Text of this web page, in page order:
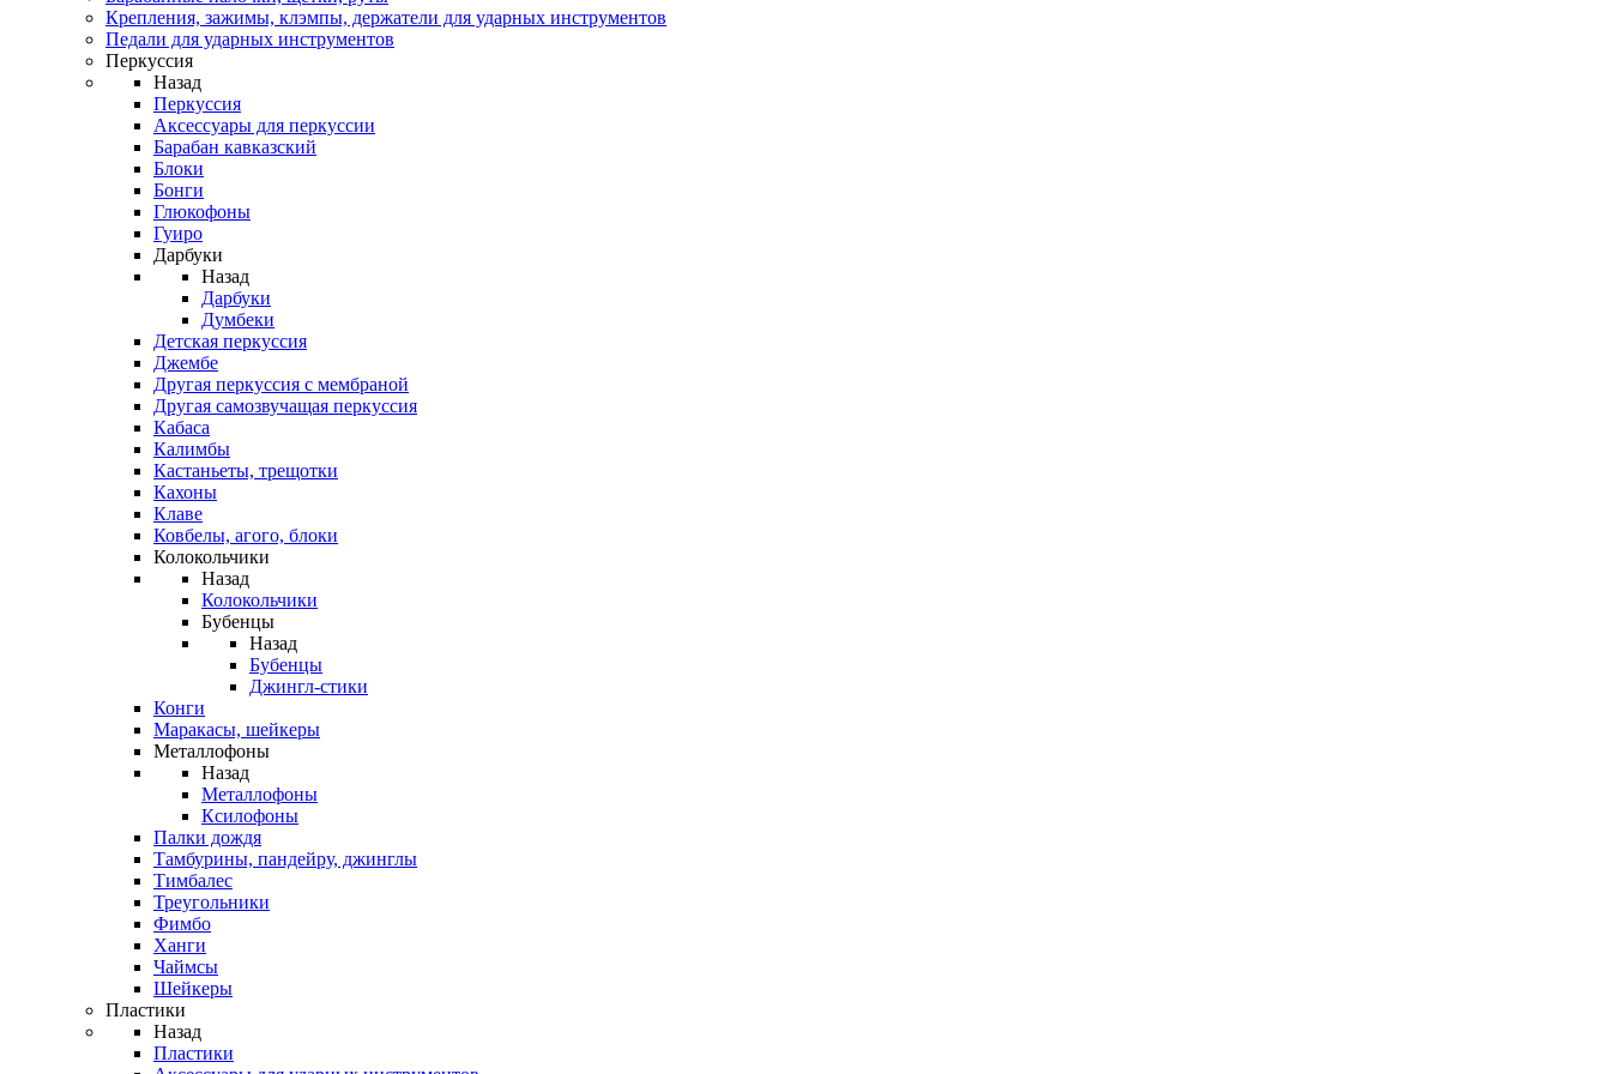
Крепления, зажимы, клэмпы, держатели для ударных инструментов
Педали для ударных инструментов
Перкуссия
Назад
Перкуссия
Аксессуары для перкуссии
Барабан кавказский
Блоки
Бонги
Глюкофоны
Гуиро
Дарбуки
Назад
Дарбуки
Думбеки
Детская перкуссия
Джембе
Другая перкуссия с мембраной
Другая самозвучащая перкуссия
Кабаса
Калимбы
Кастаньеты, трещотки
Кахоны
Клаве
Ковбелы, агого, блоки
Колокольчики
Назад
Колокольчики
Бубенцы
Назад
Бубенцы
Джингл-стики
Конги
Маракасы, шейкеры
Металлофоны
Назад
Металлофоны
Ксилофоны
Палки дождя
Тамбурины, пандейру, джинглы
Тимбалес
Треугольники
Фимбо
Ханги
Чаймсы
Шейкеры
Пластики
Назад
Пластики